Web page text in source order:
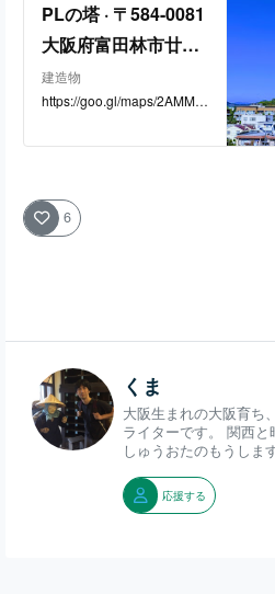
PLの塔 · 〒584-0081
大阪府富田林市廿山
２８５−１
建造物
https://goo.gl/maps/2AMMfJ
6
くま
大阪生まれの大阪育ち
ライターです。 関西
しゅうおたのもうします
応援する